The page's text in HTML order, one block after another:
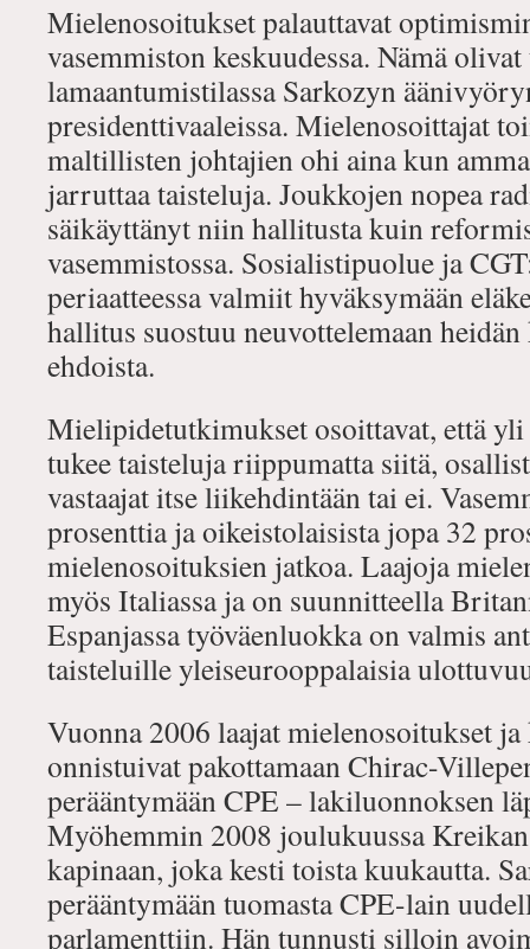
Mielenosoitukset palauttavat
vasemmiston keskuudessa. Nämä
lamaantumistilassa Sarkozyn
presidenttivaaleissa. Mielenosoittajat
maltillisten johtajien ohi aina kun
jarruttaa taisteluja. Joukkojen nopea
säikäyttänyt niin hallitusta kuin
vasemmistossa. Sosialistipuolue ja
periaatteessa valmiit hyväksymään
hallitus suostuu neuvottelemaan heidän
ehdoista.
Mielipidetutkimukset osoittavat, että yli
tukee taisteluja riippumatta siitä,
vastaajat itse liikehdintään tai ei.
prosenttia ja oikeistolaisista jopa 32
mielenosoituksien jatkoa. Laajoja
myös Italiassa ja on suunnitteella
Espanjassa työväenluokka on valmis
taisteluille yleiseurooppalaisia
Vuonna 2006 laajat mielenosoitukset
onnistuivat pakottamaan Chirac-
perääntymään CPE – lakiluonnoksen
Myöhemmin 2008 joulukuussa
kapinaan, joka kesti toista kuukautta.
perääntymään tuomasta CPE-lain
parlamenttiin. Hän tunnusti silloin